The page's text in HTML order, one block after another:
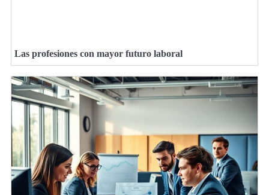
Las profesiones con mayor futuro laboral